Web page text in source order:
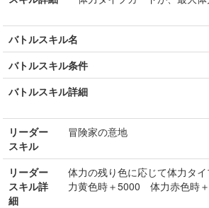
バトルスキル名
バトルスキル条件
バトルスキル詳細
リーダー
スキル
冒険家の意地
リーダー
スキル詳
細
体力の残り色に応じて体力タ
力黄色時＋5000 体力赤色時＋